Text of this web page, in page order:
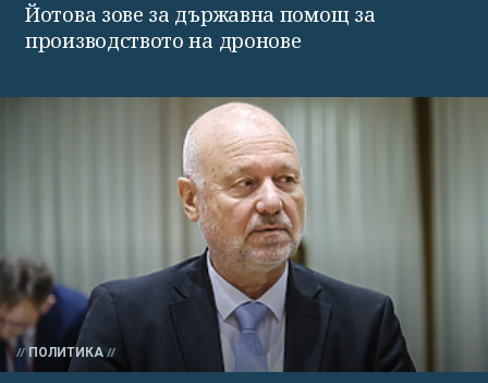
Йотова зове за държавна помощ за
производството на дронове
ПОЛИТИКА